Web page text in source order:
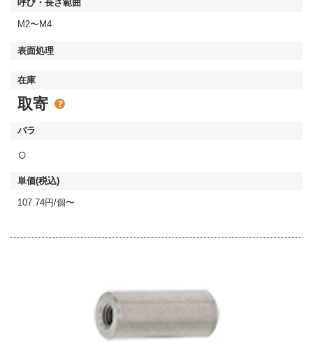
M2〜M4
取寄
○
107.74円/個〜